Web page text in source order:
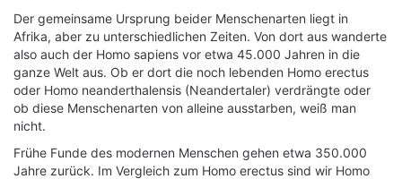
Der gemeinsame Ursprung beider Menschenarten liegt in
Afrika, aber zu unterschiedlichen Zeiten. Von dort aus wanderte
also auch der Homo sapiens vor etwa 45.000 Jahren in die
ganze Welt aus. Ob er dort die noch lebenden Homo erectus
oder Homo neanderthalensis (Neandertaler) verdrängte oder
ob diese Menschenarten von alleine ausstarben, weiß man
nicht.
Frühe Funde des modernen Menschen gehen etwa 350.000
Jahre zurück. Im Vergleich zum Homo erectus sind wir Homo